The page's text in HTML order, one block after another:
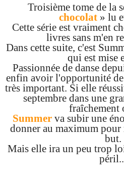
Troisième tome de la
chocolat » lu
Cette série est vraiment
livres sans m'en
Dans cette suite, c'est
qui est mise
Passionnée de danse
enfin avoir l'opportunité
très important. Si elle
septembre dans une
fraîchement
Summer va subir une
donner au maximum pour
but.
Mais elle ira un peu trop